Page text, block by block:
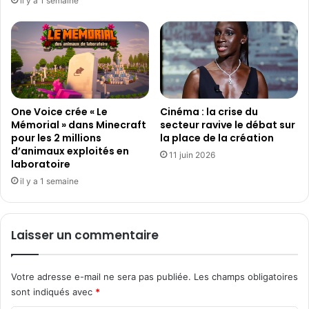
One Voice crée « Le
Mémorial » dans Minecraft
pour les 2 millions
d’animaux exploités en
laboratoire
il y a 1 semaine
Cinéma : la crise du
secteur ravive le débat sur
la place de la création
11 juin 2026
Laisser un commentaire
Votre adresse e-mail ne sera pas publiée. Les champs obligatoires
sont indiqués avec *